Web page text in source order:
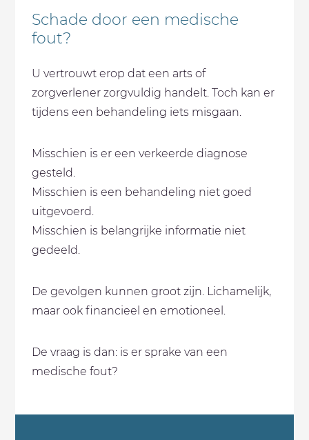
Schade door een medische
fout?
U vertrouwt erop dat een arts of
zorgverlener zorgvuldig handelt. Toch kan er
tijdens een behandeling iets misgaan.
Misschien is er een verkeerde diagnose
gesteld.
Misschien is een behandeling niet goed
uitgevoerd.
Misschien is belangrijke informatie niet
gedeeld.
De gevolgen kunnen groot zijn. Lichamelijk,
maar ook financieel en emotioneel.
De vraag is dan: is er sprake van een
medische fout?